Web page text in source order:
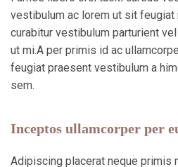
vestibulum ac lorem ut sit
curabitur vestibulum parturient
ut mi.A per primis id ac
feugiat praesent vestibulum a
sem.
Inceptos ullamcorper per
Adipiscing placerat neque primis